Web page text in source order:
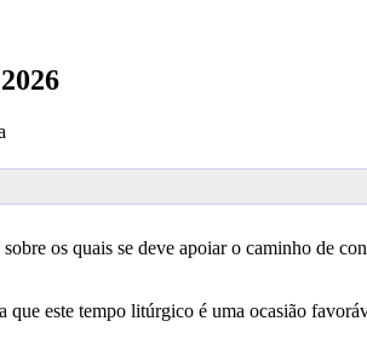
os quais se deve apoiar o caminho de
este tempo litúrgico é uma ocasião